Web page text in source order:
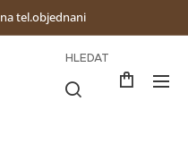
tel.objednani
HLEDAT